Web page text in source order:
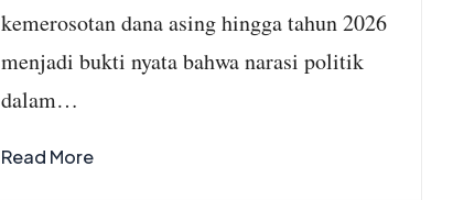
kemerosotan dana asing hingga tahun 2026
menjadi bukti nyata bahwa narasi politik
dalam…
Read More